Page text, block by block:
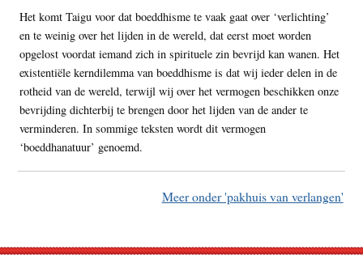
Het komt Taigu voor dat boeddhisme te vaak gaat over ‘verlichting’
en te weinig over het lijden in de wereld, dat eerst moet worden
opgelost voordat iemand zich in spirituele zin bevrijd kan wanen. Het
existentiële kerndilemma van boeddhisme is dat wij ieder delen in de
rotheid van de wereld, terwijl wij over het vermogen beschikken onze
bevrijding dichterbij te brengen door het lijden van de ander te
verminderen. In sommige teksten wordt dit vermogen
‘boeddhanatuur’ genoemd.
Meer onder 'pakhuis van verlangen'